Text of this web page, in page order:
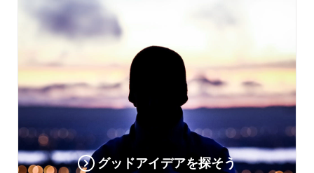
グッドアイデアを探そう